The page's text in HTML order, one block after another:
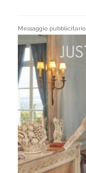
Messaggio pubblicitario